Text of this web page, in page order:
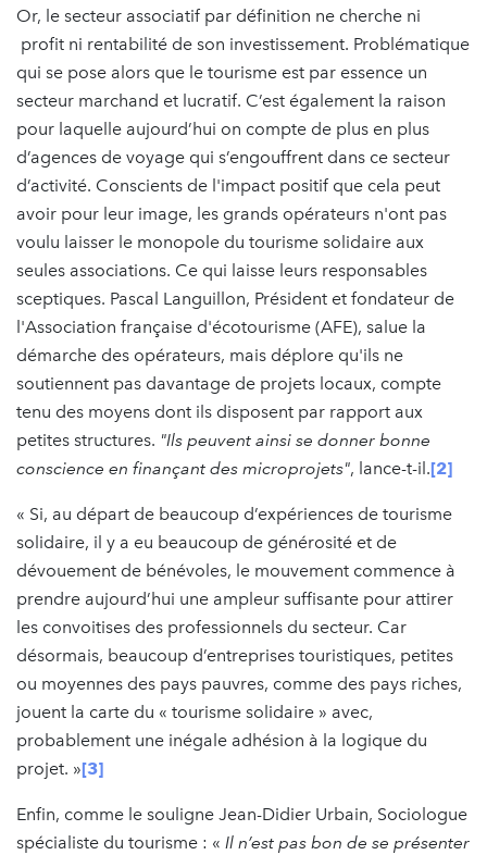
Or, le secteur associatif par définition ne cherche ni
profit ni rentabilité de son investissement. Problématique
qui se pose alors que le tourisme est par essence un
secteur marchand et lucratif. C’est également la raison
pour laquelle aujourd’hui on compte de plus en plus
d’agences de voyage qui s’engouffrent dans ce secteur
d’activité. Conscients de l'impact positif que cela peut
avoir pour leur image, les grands opérateurs n'ont pas
voulu laisser le monopole du tourisme solidaire aux
seules associations. Ce qui laisse leurs responsables
sceptiques. Pascal Languillon, Président et fondateur de
l'Association française d'écotourisme (AFE), salue la
démarche des opérateurs, mais déplore qu'ils ne
soutiennent pas davantage de projets locaux, compte
tenu des moyens dont ils disposent par rapport aux
petites structures. "Ils peuvent ainsi se donner bonne
conscience en finançant des microprojets", lance-t-il.[2]
« Si, au départ de beaucoup d’expériences de tourisme
solidaire, il y a eu beaucoup de générosité et de
dévouement de bénévoles, le mouvement commence à
prendre aujourd’hui une ampleur suffisante pour attirer
les convoitises des professionnels du secteur. Car
désormais, beaucoup d’entreprises touristiques, petites
ou moyennes des pays pauvres, comme des pays riches,
jouent la carte du « tourisme solidaire » avec,
probablement une inégale adhésion à la logique du
projet. »[3]
Enfin, comme le souligne Jean-Didier Urbain, Sociologue
spécialiste du tourisme : « Il n’est pas bon de se présenter